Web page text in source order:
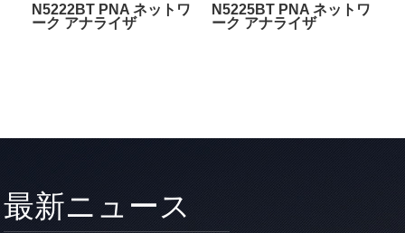
N5222BT PNA ネットワ
ーク アナライザ
N5225BT PNA ネットワ
ーク アナライザ
最新ニュース